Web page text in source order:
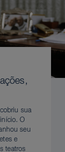
sua
O
seu
e
teatros